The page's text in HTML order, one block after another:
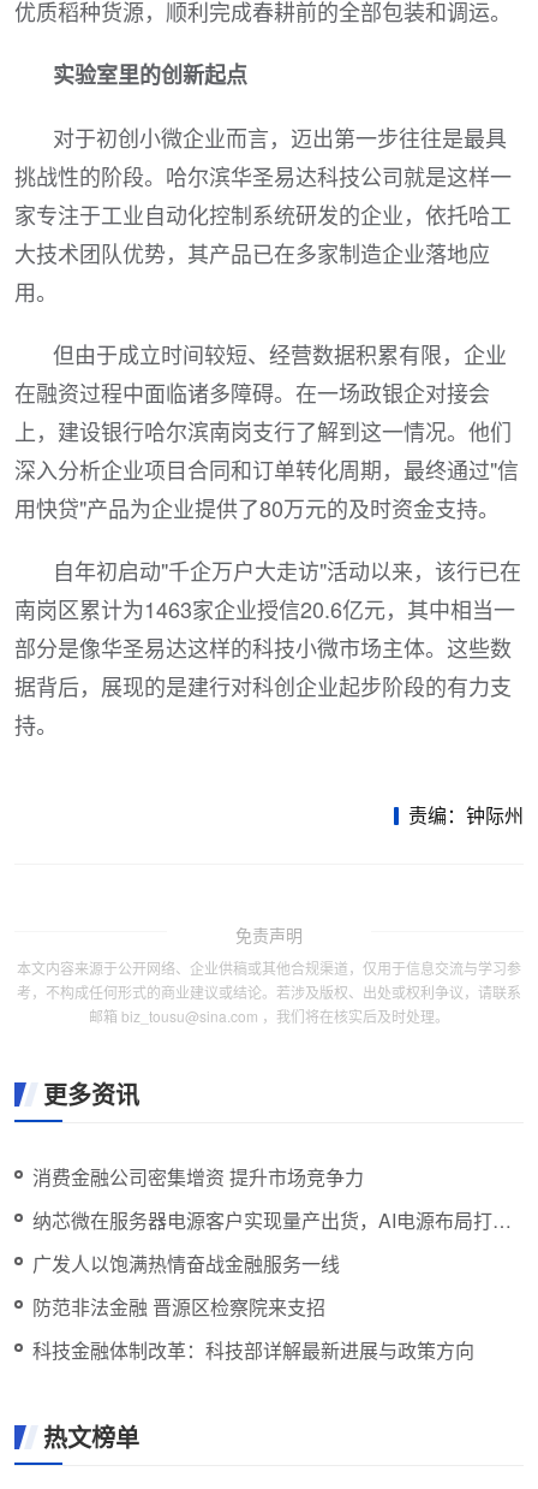
优质稻种货源，顺利完成春耕前的全部包装和调运。
实验室里的创新起点
对于初创小微企业而言，迈出第一步往往是最具
挑战性的阶段。哈尔滨华圣易达科技公司就是这样一
家专注于工业自动化控制系统研发的企业，依托哈工
大技术团队优势，其产品已在多家制造企业落地应
用。
但由于成立时间较短、经营数据积累有限，企业
在融资过程中面临诸多障碍。在一场政银企对接会
上，建设银行哈尔滨南岗支行了解到这一情况。他们
深入分析企业项目合同和订单转化周期，最终通过"信
用快贷"产品为企业提供了80万元的及时资金支持。
自年初启动"千企万户大走访"活动以来，该行已在
南岗区累计为1463家企业授信20.6亿元，其中相当一
部分是像华圣易达这样的科技小微市场主体。这些数
据背后，展现的是建行对科创企业起步阶段的有力支
持。
责编：钟际州
免责声明
本文内容来源于公开网络、企业供稿或其他合规渠道，仅用于信息交流与学习参
考，不构成任何形式的商业建议或结论。若涉及版权、出处或权利争议，请联系
邮箱 biz_tousu@sina.com ，我们将在核实后及时处理。
更多资讯
消费金融公司密集增资 提升市场竞争力
纳芯微在服务器电源客户实现量产出货，AI电源布局打开
新空间
广发人以饱满热情奋战金融服务一线
防范非法金融 晋源区检察院来支招
科技金融体制改革：科技部详解最新进展与政策方向
热文榜单